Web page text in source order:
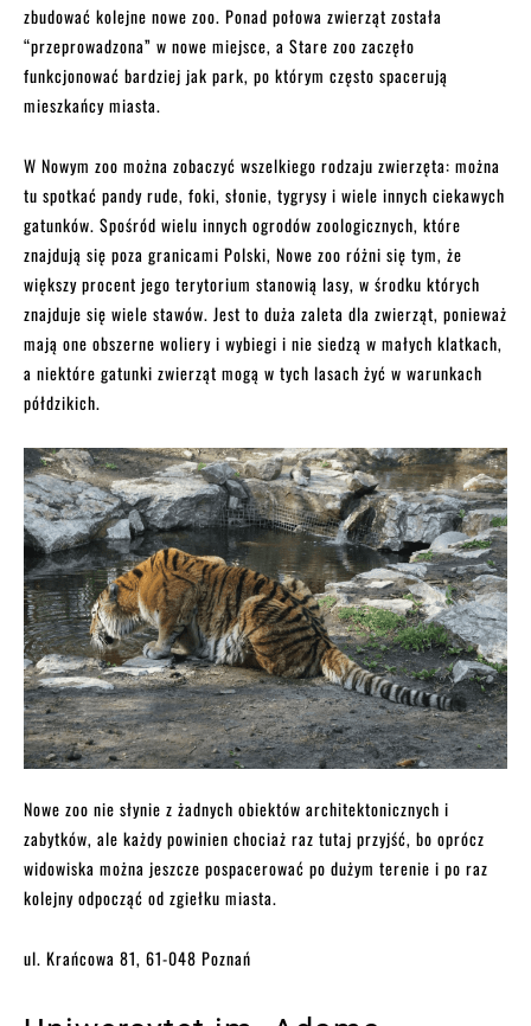
zbudować kolejne nowe zoo. Ponad połowa zwierząt została
“przeprowadzona” w nowe miejsce, a Stare zoo zaczęło
funkcjonować bardziej jak park, po którym często spacerują
mieszkańcy miasta.
W Nowym zoo można zobaczyć wszelkiego rodzaju zwierzęta: można
tu spotkać pandy rude, foki, słonie, tygrysy i wiele innych ciekawych
gatunków. Spośród wielu innych ogrodów zoologicznych, które
znajdują się poza granicami Polski, Nowe zoo różni się tym, że
większy procent jego terytorium stanowią lasy, w środku których
znajduje się wiele stawów. Jest to duża zaleta dla zwierząt, ponieważ
mają one obszerne woliery i wybiegi i nie siedzą w małych klatkach,
a niektóre gatunki zwierząt mogą w tych lasach żyć w warunkach
półdzikich.
Nowe zoo nie słynie z żadnych obiektów architektonicznych i
zabytków, ale każdy powinien chociaż raz tutaj przyjść, bo oprócz
widowiska można jeszcze pospacerować po dużym terenie i po raz
kolejny odpocząć od zgiełku miasta.
ul. Krańcowa 81, 61-048 Poznań